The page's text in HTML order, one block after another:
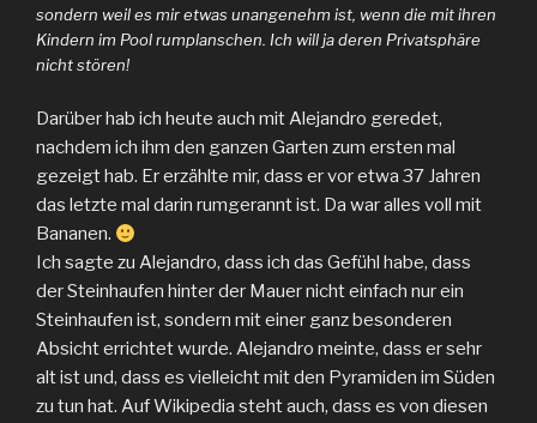
sondern weil es mir etwas unangenehm ist, wenn die mit ihren
Kindern im Pool rumplanschen. Ich will ja deren Privatsphäre
nicht stören!
Darüber hab ich heute auch mit Alejandro geredet,
nachdem ich ihm den ganzen Garten zum ersten mal
gezeigt hab. Er erzählte mir, dass er vor etwa 37 Jahren
das letzte mal darin rumgerannt ist. Da war alles voll mit
Bananen.
Ich sagte zu Alejandro, dass ich das Gefühl habe, dass
der Steinhaufen hinter der Mauer nicht einfach nur ein
Steinhaufen ist, sondern mit einer ganz besonderen
Absicht errichtet wurde. Alejandro meinte, dass er sehr
alt ist und, dass es vielleicht mit den Pyramiden im Süden
zu tun hat. Auf Wikipedia steht auch, dass es von diesen